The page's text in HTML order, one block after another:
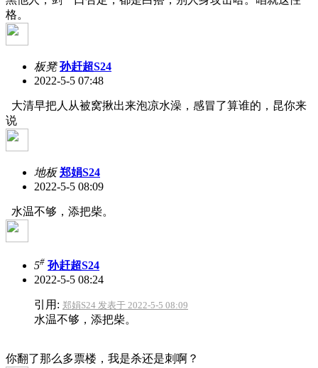
格。
板凳 孙赶超S24
2022-5-5 07:48
大清早把人从被窝揪出来泡凉水澡，感冒了算谁的，昆你来
说
地板 郑娟S24
2022-5-5 08:09
水温不够，添把柴。
5# 孙赶超S24
2022-5-5 08:24
引用: 郑娟S24 发表于 2022-5-5 08:09
水温不够，添把柴。
你翻了那么多票楼，我是杀还是刺啊？